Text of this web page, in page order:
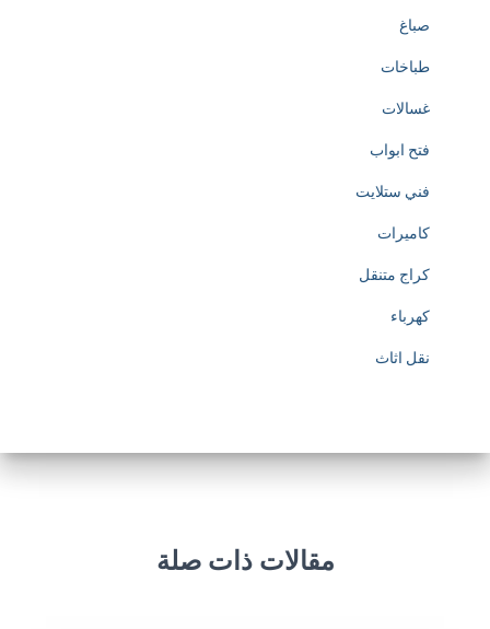
صباغ
طباخات
غسالات
فتح ابواب
فني ستلايت
كاميرات
كراج متنقل
كهرباء
نقل اثاث
مقالات ذات صلة